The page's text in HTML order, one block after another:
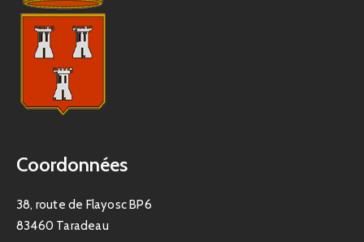
Coordonnées
38, route de Flayosc BP6
83460 Taradeau